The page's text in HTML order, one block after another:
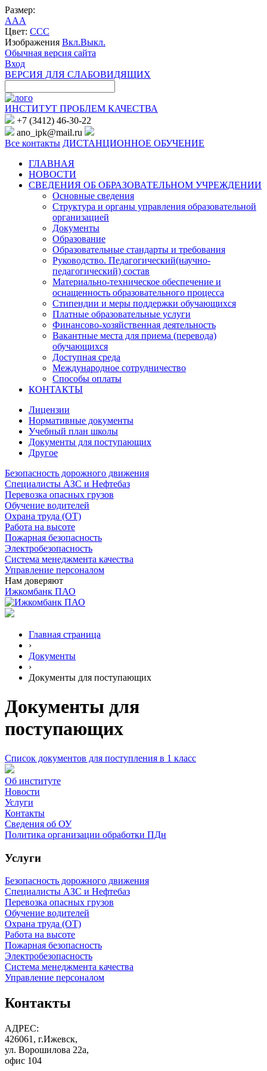
Размер:
AAA
Цвет: CCC
Изображения Вкл.Выкл.
Обычная версия сайта
Вход
ВЕРСИЯ ДЛЯ СЛАБОВИДЯЩИХ
ИНСТИТУТ ПРОБЛЕМ КАЧЕСТВА
+7 (3412) 46-30-22
ano_ipk@mail.ru
Все контакты ДИСТАНЦИОННОЕ ОБУЧЕНИЕ
ГЛАВНАЯ
НОВОСТИ
СВЕДЕНИЯ ОБ ОБРАЗОВАТЕЛЬНОМ УЧРЕЖДЕНИИ
Основные сведения
Структура и органы управления образовательной
организацией
Документы
Образование
Образовательные стандарты и требования
Руководство. Педагогический(научно-
педагогический) состав
Материально-техническое обеспечение и
оснащенность образовательного процесса
Стипендии и меры поддержки обучающихся
Платные образовательные услуги
Финансово-хозяйственная деятельность
Вакантные места для приема (перевода)
обучающихся
Доступная среда
Международное сотрудничество
Способы оплаты
КОНТАКТЫ
Лицензии
Нормативные документы
Учебный план школы
Документы для поступающих
Другое
Безопасность дорожного движения
Специалисты АЗС и Нефтебаз
Перевозка опасных грузов
Обучение водителей
Охрана труда (ОТ)
Работа на высоте
Пожарная безопасность
Электробезопасность
Система менеджмента качества
Управление персоналом
Нам доверяют
Ижкомбанк ПАО
Главная страница
›
Документы
›
Документы для поступающих
Документы для
поступающих
Список документов для поступления в 1 класс
Об институте
Новости
Услуги
Контакты
Сведения об ОУ
Политика организации обработки ПДн
Услуги
Безопасность дорожного движения
Специалисты АЗС и Нефтебаз
Перевозка опасных грузов
Обучение водителей
Охрана труда (ОТ)
Работа на высоте
Пожарная безопасность
Электробезопасность
Система менеджмента качества
Управление персоналом
Контакты
АДРЕС:
426061, г.Ижевск,
ул. Ворошилова 22а,
офис 104